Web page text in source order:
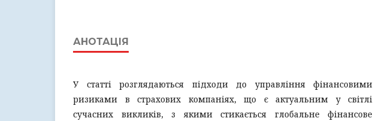
АНОТАЦІЯ
У статті розглядаються підходи до управління фінансовими
ризиками в страхових компаніях, що є актуальним у світлі
сучасних викликів, з якими стикається глобальне фінансове